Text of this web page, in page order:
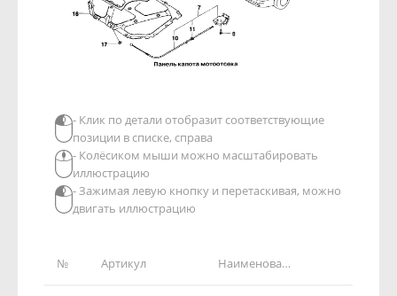
№ Артикул Наименование детали
- Клик по детали отобразит соответствующие
позиции в списке, справа
- Колёсиком мыши можно масштабировать
иллюстрацию
- Зажимая левую кнопку и перетаскивая, можно
двигать иллюстрацию